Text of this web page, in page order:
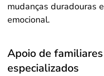
mudanças duradouras
emocional.
Apoio de
especializados